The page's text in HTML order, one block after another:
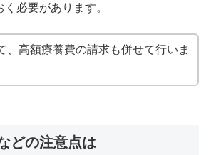
必要があります。
、高額療養費の請求も併せて行いま
どの注意点は